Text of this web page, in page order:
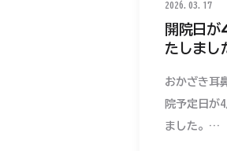
2026.03.17
開院日
たしまし
おかざき耳
院予定日が
ました。